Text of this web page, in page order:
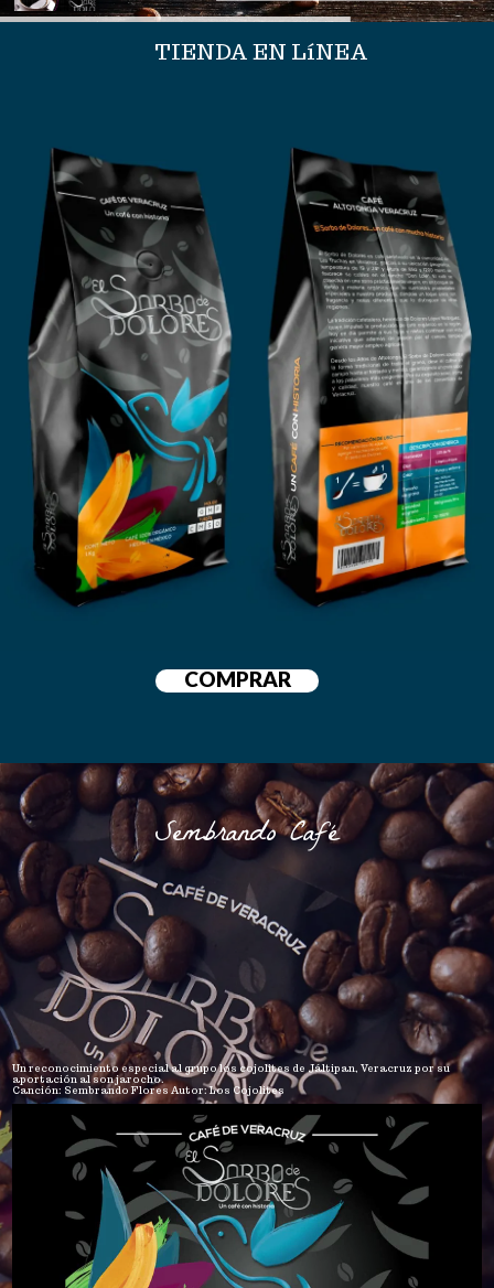
TIENDA EN LíNEA
COMPRAR
Sembrando Café
Un reconocimiento especial al grupo los cojolites de Jáltipan, Veracruz por su
aportación al son jarocho.
Canción: Sembrando Flores Autor: Los Cojolites